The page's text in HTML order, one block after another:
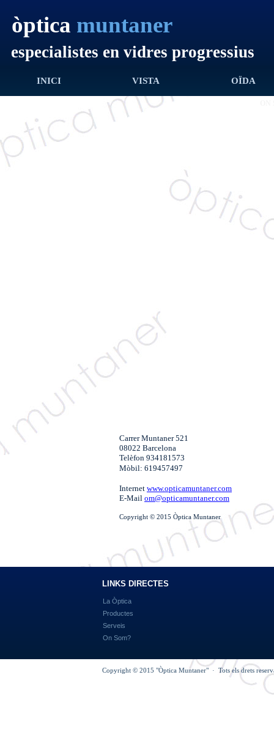
Copyright © 2015 "Òptica Muntaner" · Tots els drets
Carrer Muntaner 521
08022 Barcelona
Telèfon 934181573
Mòbil: 619457497
Internet www.opticamuntaner.com
E-Mail om@opticamuntaner.com
Copyright © 2015 Òptica Muntaner
INICI VISTA OÏDA
òptica muntaner
especialistes en vidres progressius
LINKS DIRECTES
La Òptica
Productes
Serveis
On Som?